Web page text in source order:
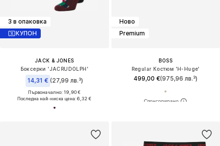
3 в опаковка
КУПОН
JACK & JONES
Боксерки 'JACRUDOLPH'
14,31 € (27,99 лв.³)
Първоначално: 19,90 €
Последна най-ниска цена:6,32 €
Ново
Premium
BOSS
Regular Костюм 'H-Huge'
499,00 €(975,96 лв.³)